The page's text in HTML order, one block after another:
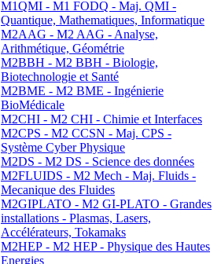
M1QMI - M1 FODQ - Maj. QMI -
Quantique, Mathematiques, Informatique
M2AAG - M2 AAG - Analyse,
Arithmétique, Géométrie
M2BBH - M2 BBH - Biologie,
Biotechnologie et Santé
M2BME - M2 BME - Ingénierie
BioMédicale
M2CHI - M2 CHI - Chimie et Interfaces
M2CPS - M2 CCSN - Maj. CPS -
Système Cyber Physique
M2DS - M2 DS - Science des données
M2FLUIDS - M2 Mech - Maj. Fluids -
Mecanique des Fluides
M2GIPLATO - M2 GI-PLATO - Grandes
installations - Plasmas, Lasers,
Accélérateurs, Tokamaks
M2HEP - M2 HEP - Physique des Hautes
Energies